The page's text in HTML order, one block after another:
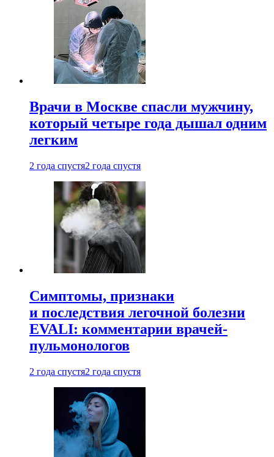
Врачи в Москве спасли мужчину,
который четыре года дышал одним
легким
2 года спустя2 года спустя
Симптомы, признаки
и последствия легочной болезни
EVALI: комментарии врачей-
пульмонологов
2 года спустя2 года спустя